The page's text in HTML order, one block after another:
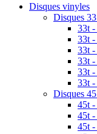
Disques vinyles
Disques
33t -
33t -
33t -
33t -
33t
33t -
Disques
45t -
45t -
45t -